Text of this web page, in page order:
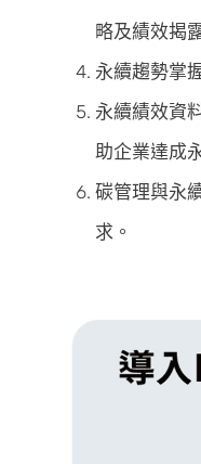
略及績效揭
永續趨勢掌
永續績效資
助企業達成
碳管理與永
求。